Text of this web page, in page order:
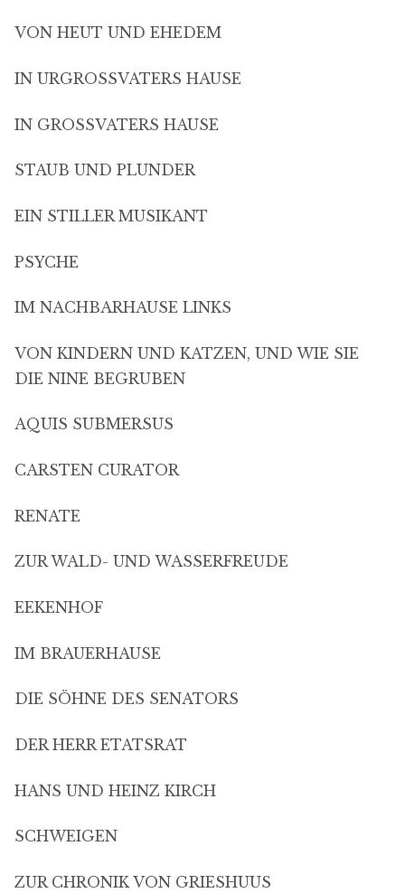
VON HEUT UND EHEDEM
IN URGROSSVATERS HAUSE
IN GROSSVATERS HAUSE
STAUB UND PLUNDER
EIN STILLER MUSIKANT
PSYCHE
IM NACHBARHAUSE LINKS
VON KINDERN UND KATZEN, UND WIE SIE
DIE NINE BEGRUBEN
AQUIS SUBMERSUS
CARSTEN CURATOR
RENATE
ZUR WALD- UND WASSERFREUDE
EEKENHOF
IM BRAUERHAUSE
DIE SÖHNE DES SENATORS
DER HERR ETATSRAT
HANS UND HEINZ KIRCH
SCHWEIGEN
ZUR CHRONIK VON GRIESHUUS